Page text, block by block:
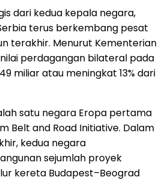
dari kedua kepala negara,
terus berkembang pesat
terakhir. Menurut Kementerian
perdagangan bilateral pada
miliar atau meningkat 13% dari
satu negara Eropa pertama
Belt and Road Initiative. Dalam
kedua negara
sejumlah proyek
kereta Budapest–Beograd